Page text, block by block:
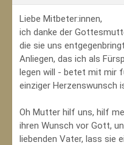
Liebe Mitbeter:innen,
ich danke der
die sie uns
Anliegen, das ich als
legen will - betet mit mir
einziger Herzenswunsch
Oh Mutter hilf uns, hilf
ihren Wunsch vor Gott,
liebenden Vater, lass sie